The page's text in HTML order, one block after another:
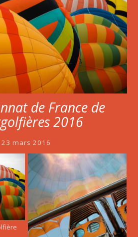
de France de
2016
23 mars 2016